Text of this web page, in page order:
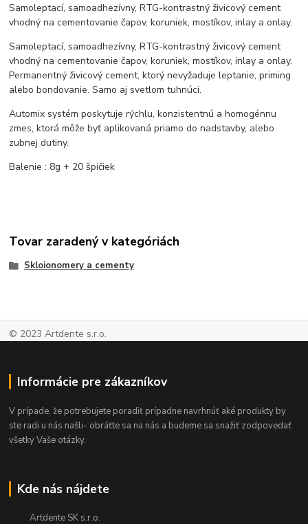
Samoleptací, samoadhezívny, RTG-kontrastný živicový cement
vhodný na cementovanie čapov, koruniek, mostíkov, inlay a onlay.
Samoleptací, samoadhezívny, RTG-kontrastný živicový cement
vhodný na cementovanie čapov, koruniek, mostíkov, inlay a onlay.
Permanentný živicový cement, ktorý nevyžaduje leptanie, priming
alebo bondovanie. Samo aj svetlom tuhnúci.
Automix systém poskytuje rýchlu, konzistentnú a homogénnu
zmes, ktorá môže byť aplikovaná priamo do nadstavby, alebo
zubnej dutiny.
Balenie : 8g + 20 špičiek
Tovar zaradený v kategóriách
Skloionomery a cementy
© 2023 Artdente s.r.o.
Informácie pre zákazníkov
V prípade, že potrebujete poradiť prípadne navrhnúť aké produkty by
ste radi u nás našli- obráťte sa na nás a budeme sa snažiť zodpovedať
všetky Vaše otázky.
Kde nás nájdete
Artdente SK s.r.o.